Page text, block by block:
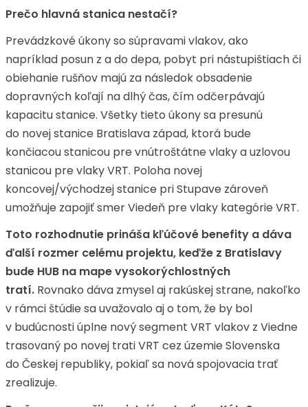
Prečo hlavná stanica nestačí?
Prevádzkové úkony so súpravami vlakov, ako
napríklad posun z a do depa, pobyt pri nástupištiach či
obiehanie rušňov majú za následok obsadenie
dopravných koľají na dlhý čas, čím odčerpávajú
kapacitu stanice. Všetky tieto úkony sa presunú
do novej stanice Bratislava západ, ktorá bude
končiacou stanicou pre vnútroštátne vlaky a uzlovou
stanicou pre vlaky VRT. Poloha novej
koncovej/východzej stanice pri Stupave zároveň
umožňuje zapojiť smer Viedeň pre vlaky kategórie VRT.
Toto rozhodnutie prináša kľúčové benefity a dáva
ďalší rozmer celému projektu, keďže z Bratislavy
bude HUB na mape vysokorýchlostných
tratí. Rovnako dáva zmysel aj rakúskej strane, nakoľko
v rámci štúdie sa uvažovalo aj o tom, že by bol
v budúcnosti úplne nový segment VRT vlakov z Viedne
trasovaný po novej trati VRT cez územie Slovenska
do Českej republiky, pokiaľ sa nová spojovacia trať
zrealizuje.